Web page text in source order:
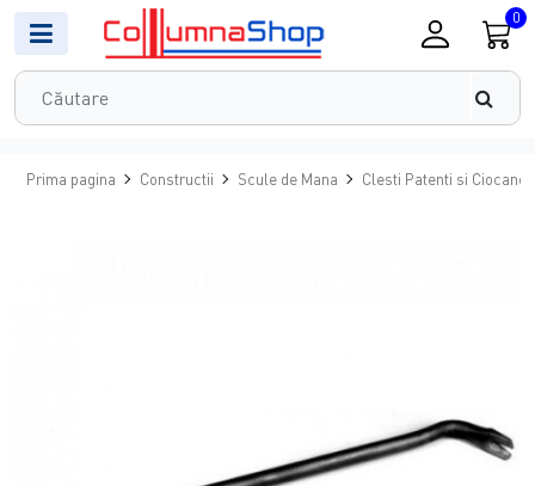
0
Prima pagina Constructii Scule de Mana Clesti Patenti si Ciocane